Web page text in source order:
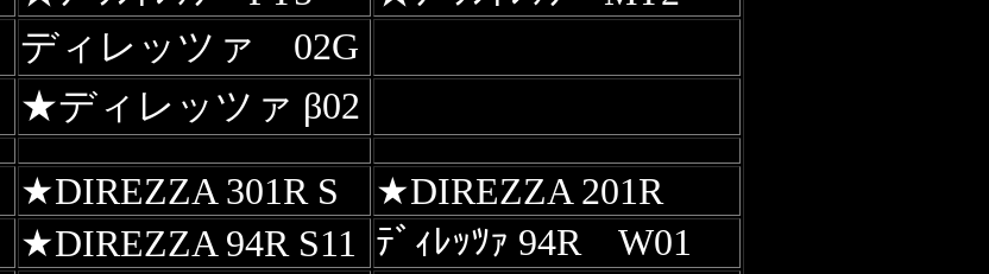
ディレッツァ 02G
★ディレッツァ β02
★DIREZZA 301R S
★DIREZZA 201R
★DIREZZA 94R S11
ﾃﾞｨﾚｯﾂｧ 94R W01